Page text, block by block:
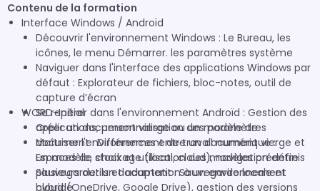
Contenu de la formation
Interface Windows / Androïd
Découvrir l'environnement Windows : Le Bureau, les
icônes, le menu Démarrer. les paramètres système
Naviguer dans l'interface des applications Windows par
défaut : Explorateur de fichiers, bloc-notes, outil de
capture d’écran
Se repérer dans l'environnement Androïd : Gestion des
applications, personnalisation des paramètres
Maîtriser l'environnement de travail numérique :
Espaces de stockage (local, cloud), navigation entre
plusieurs outils et adaptation à un environnement
hybride
WORD-Initial
Créer un document vierge ou un modèle de
document : Différences entre un document vierge et
un modèle, choix et utilisation des modèles prédéfinis
Sauvegarder un document : Sauvegarde locale et
cloud (OneDrive, Google Drive), gestion des versions